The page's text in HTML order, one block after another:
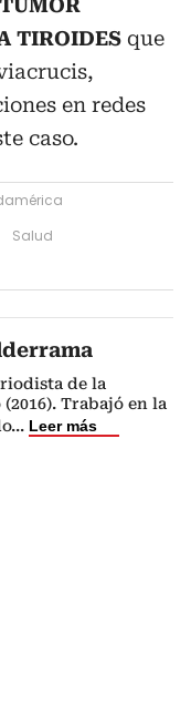
TIROIDES que
en redes
caso.
Salud
de la
Trabajó en la
... Leer más